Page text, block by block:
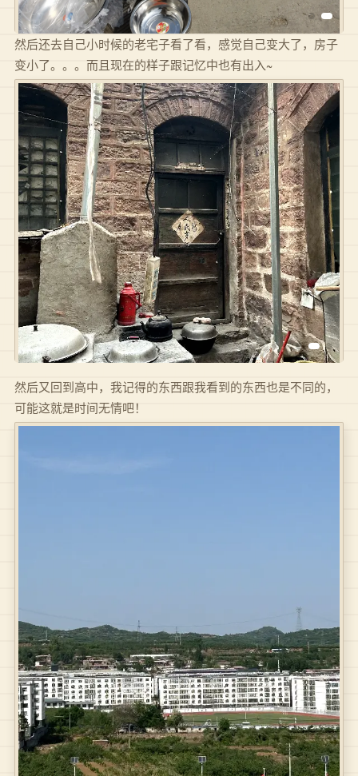
然后还去自己小时候的老宅子看了看，感觉自己变大了，房子
变小了。。。而且现在的样子跟记忆中也有出入~
然后又回到高中，我记得的东西跟我看到的东西也是不同的，
可能这就是时间无情吧！